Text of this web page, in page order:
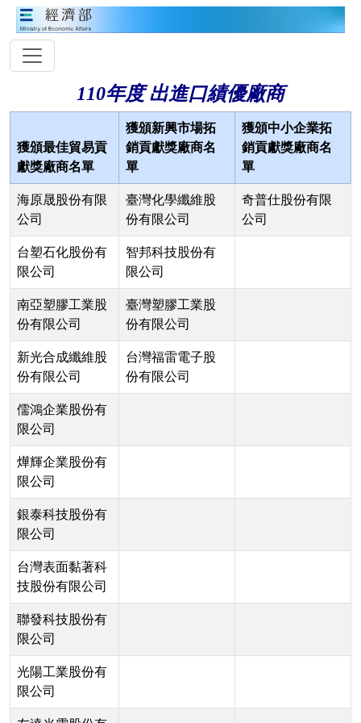
110年度 出進口績優廠商
獲頒最佳貿易貢
獻獎廠商名單
獲頒新興市場拓
銷貢獻獎廠商名
單
獲頒中小企業拓
銷貢獻獎廠商名
單
海原晟股份有限
公司
臺灣化學纖維股
份有限公司
奇普仕股份有限
公司
台塑石化股份有
限公司
智邦科技股份有
限公司
南亞塑膠工業股
份有限公司
臺灣塑膠工業股
份有限公司
新光合成纖維股
份有限公司
台灣福雷電子股
份有限公司
儒鴻企業股份有
限公司
燁輝企業股份有
限公司
銀泰科技股份有
限公司
台灣表面黏著科
技股份有限公司
聯發科技股份有
限公司
光陽工業股份有
限公司